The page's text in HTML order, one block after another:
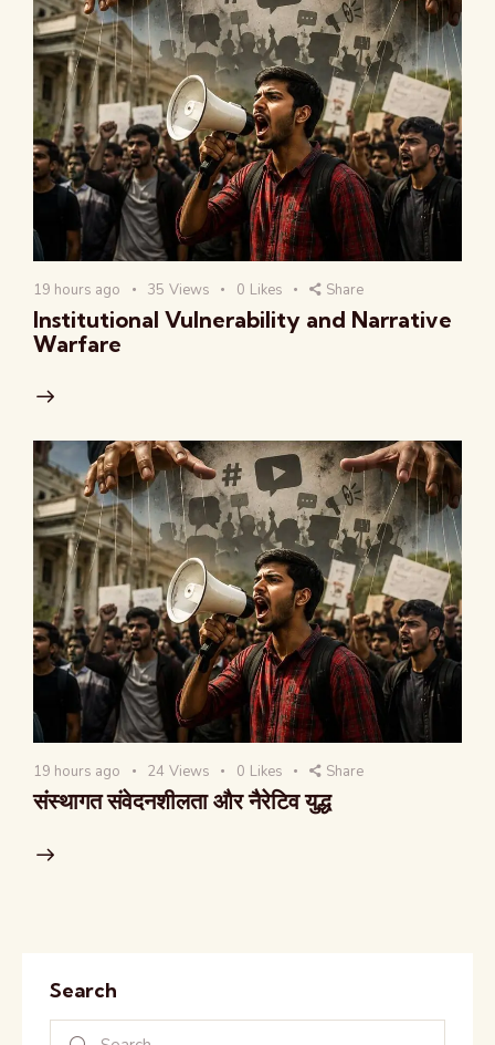
19 hours ago 35 Views 0 Likes Share
Institutional Vulnerability and Narrative
Warfare
19 hours ago 24 Views 0 Likes Share
संस्थागत संवेदनशीलता और नैरेटिव युद्ध
Search